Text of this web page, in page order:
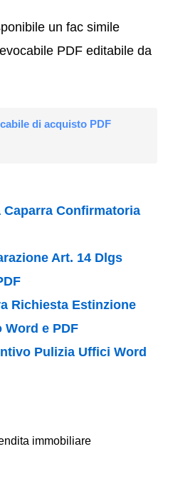
un fac simile
PDF editabile da
di acquisto PDF
Confirmatoria
Art. 14 Dlgs
Richiesta Estinzione
e PDF
Pulizia Uffici Word
immobiliare